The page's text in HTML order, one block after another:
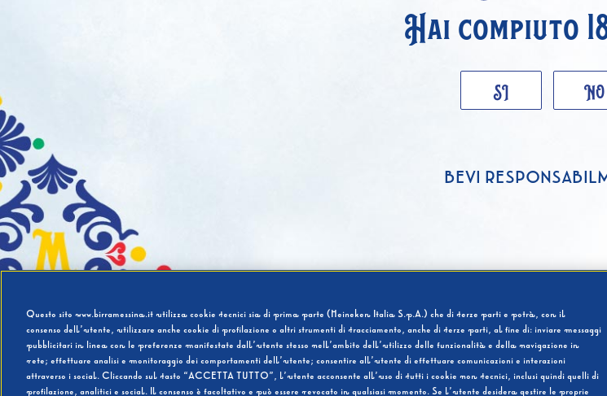
Hai compiuto
SI NO
BEVI
Questo sito www.birramessina.it utilizza cookie tecnici sia di prima parte (Heineken Italia S.p.A.) che di terze parti e potrà, con il
consenso dell’utente, utilizzare anche cookie di profilazione o altri strumenti di tracciamento, anche di terze parti, al fine di: inviare messaggi
pubblicitari in linea con le preferenze manifestate dall’utente stesso nell’ambito dell’utilizzo delle funzionalità e della navigazione in
rete; effettuare analisi e monitoraggio dei comportamenti dell’utente; consentire all’utente di effettuare comunicazioni e interazioni
attraverso i social. Cliccando sul tasto “ACCETTA TUTTO”, l’utente acconsente all’uso di tutti i cookie non tecnici, inclusi quindi quelli di
profilazione, analitici e social. Il consenso è facoltativo e può essere revocato in qualsiasi momento. Se l’utente desidera gestire le proprie